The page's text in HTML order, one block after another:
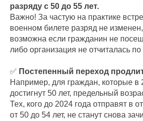
разряду с 50 до 55 лет.
Важно! За частую на практике
военном билете разряд не
возможна если гражданин не
либо организация не отчиталась по
✅ Постепенный переход
Например, для граждан, которые в
достигнут 50 лет, предельный
Тех, кого до 2024 года отправят в
от 50 до 54 лет, не станут снова